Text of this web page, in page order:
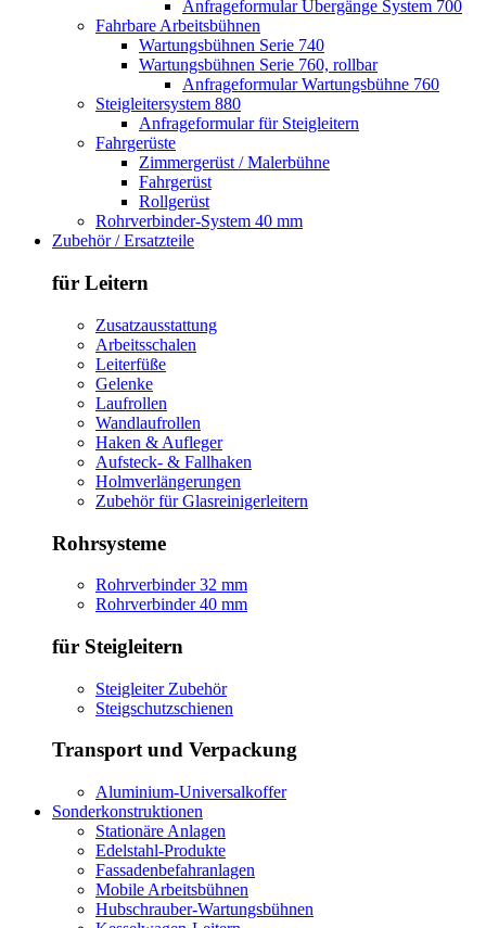
Anfrageformular Übergänge System 700
Fahrbare Arbeitsbühnen
Wartungsbühnen Serie 740
Wartungsbühnen Serie 760, rollbar
Anfrageformular Wartungsbühne 760
Steigleitersystem 880
Anfrageformular für Steigleitern
Fahrgerüste
Zimmergerüst / Malerbühne
Fahrgerüst
Rollgerüst
Rohrverbinder-System 40 mm
Zubehör / Ersatzteile
für Leitern
Zusatzausstattung
Arbeitsschalen
Leiterfüße
Gelenke
Laufrollen
Wandlaufrollen
Haken & Aufleger
Aufsteck- & Fallhaken
Holmverlängerungen
Zubehör für Glasreinigerleitern
Rohrsysteme
Rohrverbinder 32 mm
Rohrverbinder 40 mm
für Steigleitern
Steigleiter Zubehör
Steigschutzschienen
Transport und Verpackung
Aluminium-Universalkoffer
Sonderkonstruktionen
Stationäre Anlagen
Edelstahl-Produkte
Fassadenbefahranlagen
Mobile Arbeitsbühnen
Hubschrauber-Wartungsbühnen